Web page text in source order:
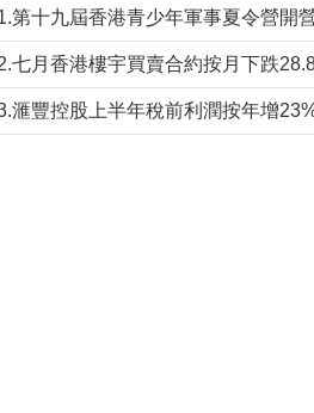
第十九屆香港青少年軍事夏令營開
七月香港樓宇買賣合約按月下跌
滙豐控股上半年稅前利潤按年增